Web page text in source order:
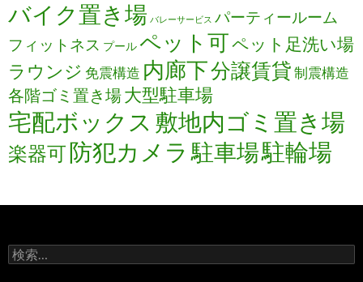
バイク置き場 バレーサービス パーティールーム
フィットネス プールペット可ペット足洗い場
ラウンジ 免震構造 内廊下分譲賃貸制震構造
各階ゴミ置き場大型駐車場
宅配ボックス 敷地内ゴミ置き場
楽器可防犯カメラ 駐車場駐輪場
検
索: